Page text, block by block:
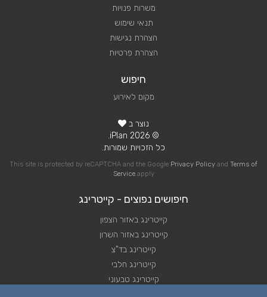
משרות פנויות
תנאי שימוש
הצהרת נגישות
הצהרת פרטיות
חיפוש
מקום לאירוע
נוצר ב
© 2026 iPlan.
כל הזכויות שמורות.
This site is protected by reCAPTCHA and the Google Privacy Policy and Terms of
Serviceapply
חיפושים נפוצים - קייטרינג
קייטרינג באזור הצפון
קייטרינג באזור השרון
קייטרינג בד"צ
קייטרינג חלבי
קייטרינג טבעוני